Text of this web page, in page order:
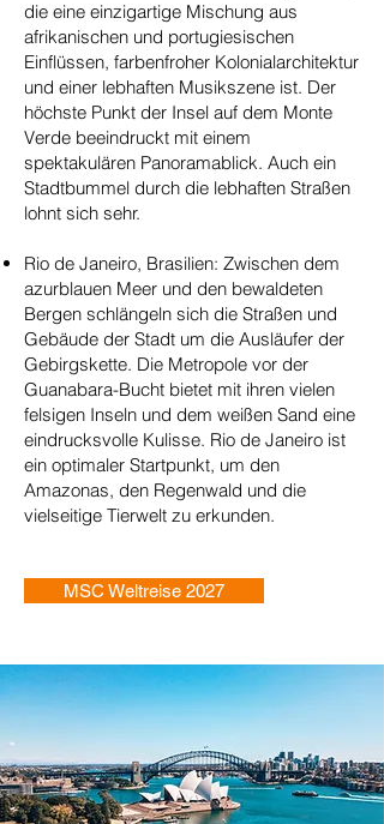
die eine einzigartige Mischung aus
afrikanischen und portugiesischen
Einflüssen, farbenfroher Kolonialarchitektur
und einer lebhaften Musikszene ist. Der
höchste Punkt der Insel auf dem Monte
Verde beeindruckt mit einem
spektakulären Panoramablick. Auch ein
Stadtbummel durch die lebhaften Straßen
lohnt sich sehr.
Rio de Janeiro, Brasilien: Zwischen dem
azurblauen Meer und den bewaldeten
Bergen schlängeln sich die Straßen und
Gebäude der Stadt um die Ausläufer der
Gebirgskette. Die Metropole vor der
Guanabara-Bucht bietet mit ihren vielen
felsigen Inseln und dem weißen Sand eine
eindrucksvolle Kulisse. Rio de Janeiro ist
ein optimaler Startpunkt, um den
Amazonas, den Regenwald und die
vielseitige Tierwelt zu erkunden.
MSC Weltreise 2027